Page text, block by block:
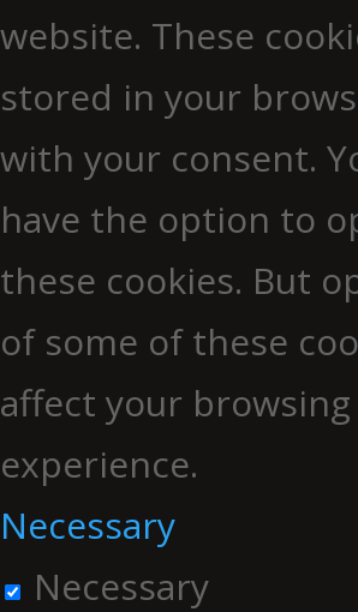
website. These
stored in your
with your consent.
have the option to
these cookies. But
of some of these
affect your browsing
experience.
Necessary
Necessary